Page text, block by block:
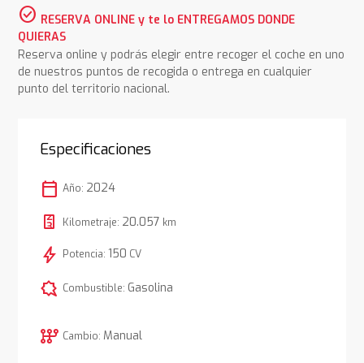
check_circle RESERVA ONLINE y te lo ENTREGAMOS DONDE
QUIERAS
Reserva online y podrás elegir entre recoger el coche en uno
de nuestros puntos de recogida o entrega en cualquier
punto del territorio nacional.
Especificaciones
calendar_today Año: 2024
Kilometraje: 20.057 km
bolt Potencia: 150 CV
comic_bubble Combustible: Gasolina
auto_transmission Cambio: Manual